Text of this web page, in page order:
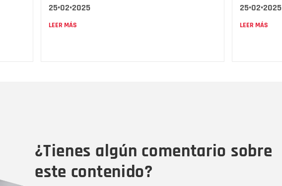
25•02•2025
LEER MÁS
25•02•2025
LEER MÁS
¿Tienes algún comentario sobre
este contenido?